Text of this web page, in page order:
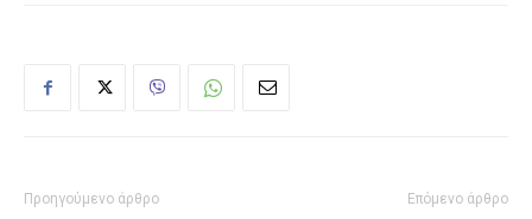
Προηγούμενο άρθρο Επόμενο άρθρο